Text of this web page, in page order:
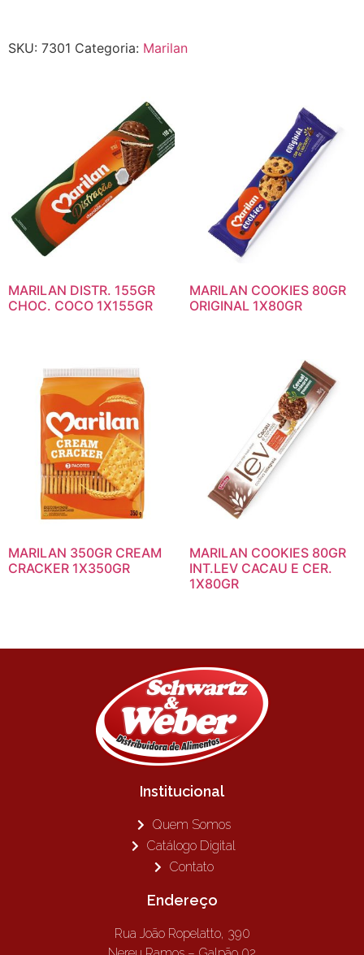
SKU: 7301 Categoria: Marilan
MARILAN DISTR. 155GR
CHOC. COCO 1X155GR
MARILAN COOKIES 80GR
ORIGINAL 1X80GR
MARILAN 350GR CREAM
CRACKER 1X350GR
MARILAN COOKIES 80GR
INT.LEV CACAU E CER.
1X80GR
Institucional
Quem Somos
Catálogo Digital
Contato
Endereço
Rua João Ropelatto, 390